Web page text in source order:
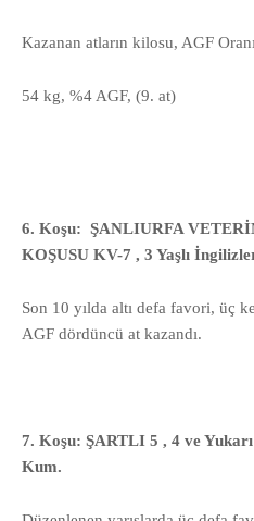
Kazanan atların kilosu, AGF
54 kg, %4 AGF, (9. at)
6. Koşu: ŞANLIURFA
KOŞUSU KV-7 , 3 Yaşlı
Son 10 yılda altı defa favori, üç
AGF dördüncü at kazandı.
7. Koşu: ŞARTLI 5 , 4 ve
Kum.